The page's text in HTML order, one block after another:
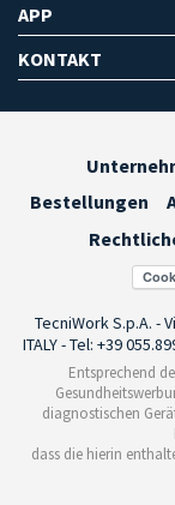
APP
KONTAKT
Bestellungen
TecniWork S.p.A. -
ITALY - Tel: +39
Entsprechend
diagnostischen
dass die hierin